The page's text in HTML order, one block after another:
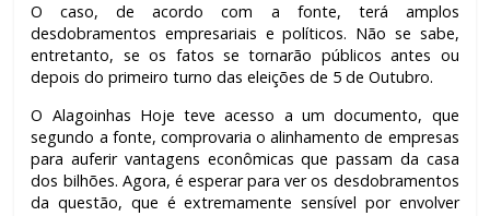
O caso, de acordo com a fonte, terá amplos
desdobramentos empresariais e políticos. Não se sabe,
entretanto, se os fatos se tornarão públicos antes ou
depois do primeiro turno das eleições de 5 de Outubro.
O Alagoinhas Hoje teve acesso a um documento, que
segundo a fonte, comprovaria o alinhamento de empresas
para auferir vantagens econômicas que passam da casa
dos bilhões. Agora, é esperar para ver os desdobramentos
da questão, que é extremamente sensível por envolver